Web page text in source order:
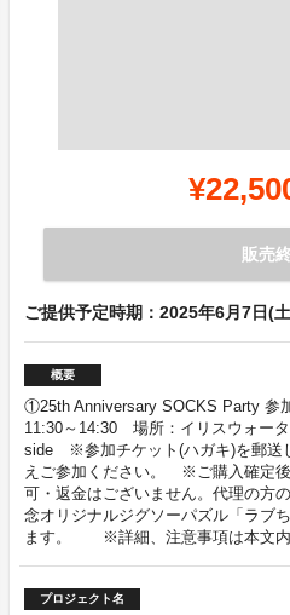
販売
ご提供予定時期：2025年6月7日(
概要
①25th Anniversary SOCKS Party
11:30～14:30 場所：イリスウォ
side ※参加チケット(ハガキ)を郵送
えご参加ください。 ※ご購入確定
可・返金はございません。代理の
念オリジナルジグソーパズル「ラブ
ます。 ※詳細、注意事項は本文内
プロジェクト名